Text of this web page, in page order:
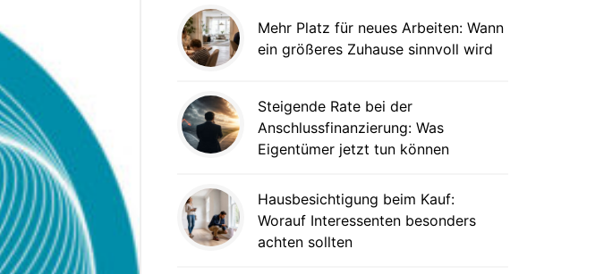
Mehr Platz für neues Arbeiten: Wann
ein größeres Zuhause sinnvoll wird
Steigende Rate bei der
Anschlussfinanzierung: Was
Eigentümer jetzt tun können
Hausbesichtigung beim Kauf:
Worauf Interessenten besonders
achten sollten